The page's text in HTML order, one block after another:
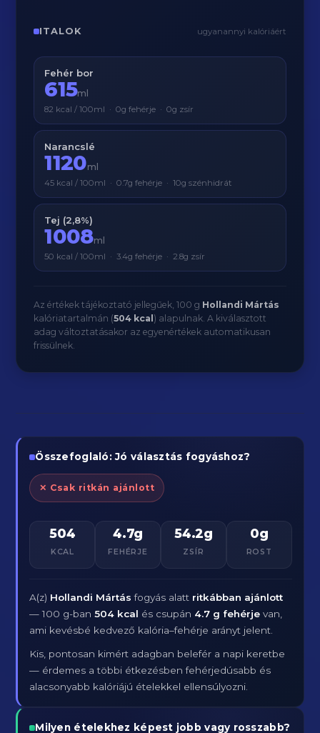
ITALOK ugyanannyi kalóriáért
Fehér bor
615ml
82 kcal / 100ml · 0g fehérje · 0g zsír
Narancslé
1120ml
45 kcal / 100ml · 0.7g fehérje · 10g szénhidrát
Tej (2,8%)
1008ml
50 kcal / 100ml · 3.4g fehérje · 2.8g zsír
Az értékek tájékoztató jellegűek, 100 g Hollandi Mártás
kalóriatartalmán (504 kcal ) alapulnak. A kiválasztott
adag változtatásakor az egyenértékek automatikusan
frissülnek.
Összefoglaló: Jó választás fogyáshoz?
✕ Csak ritkán ajánlott
504
KCAL
4.7g
FEHÉRJE
54.2g
ZSÍR
0g
ROST
A(z) Hollandi Mártás fogyás alatt ritkábban ajánlott
— 100 g-ban504 kcal és csupán 4.7 g fehérje van,
ami kevésbé kedvező kalória–fehérje arányt jelent.
Kis, pontosan kimért adagban belefér a napi keretbe
— érdemes a többi étkezésben fehérjedúsabb és
alacsonyabb kalóriájú ételekkel ellensúlyozni.
Milyen ételekhez képest jobb vagy rosszabb?